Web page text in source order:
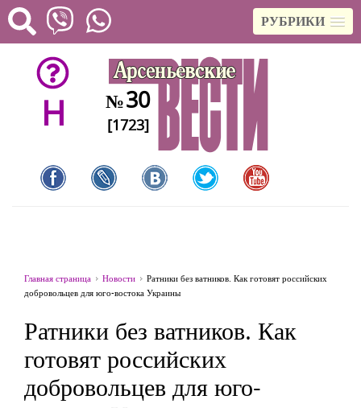
РУБРИКИ
H №30
[1723]
Главная страница Новости
Ратники без ватников. Как готовят российских
добровольцев для юго-востока Украины
Ратники без ватников. Как
готовят российских
добровольцев для юго-